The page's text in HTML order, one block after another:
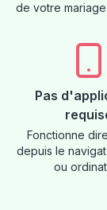
de votre mariage
Pas
Fonctionne
depuis le
ou